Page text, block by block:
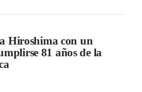
Hiroshima con un
81 años de la